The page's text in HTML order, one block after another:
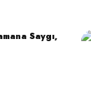
farklı